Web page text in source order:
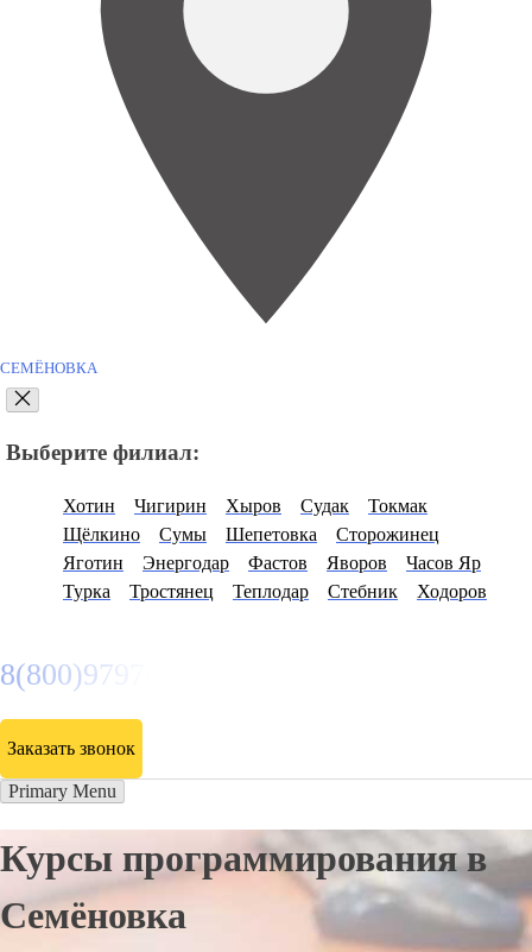
СЕМЁНОВКА
Выберите филиал:
Хотин Чигирин Хыров Судак
Токмак
Щёлкино
Сумы Шепетовка
Сторожинец
Яготин
Энергодар Фастов Яворов
Часов Яр
Турка
Тростянец Теплодар Стебник Ходоров
8(800)9797043
Заказать звонок
Primary Menu
Курсы программирования в
Семёновка